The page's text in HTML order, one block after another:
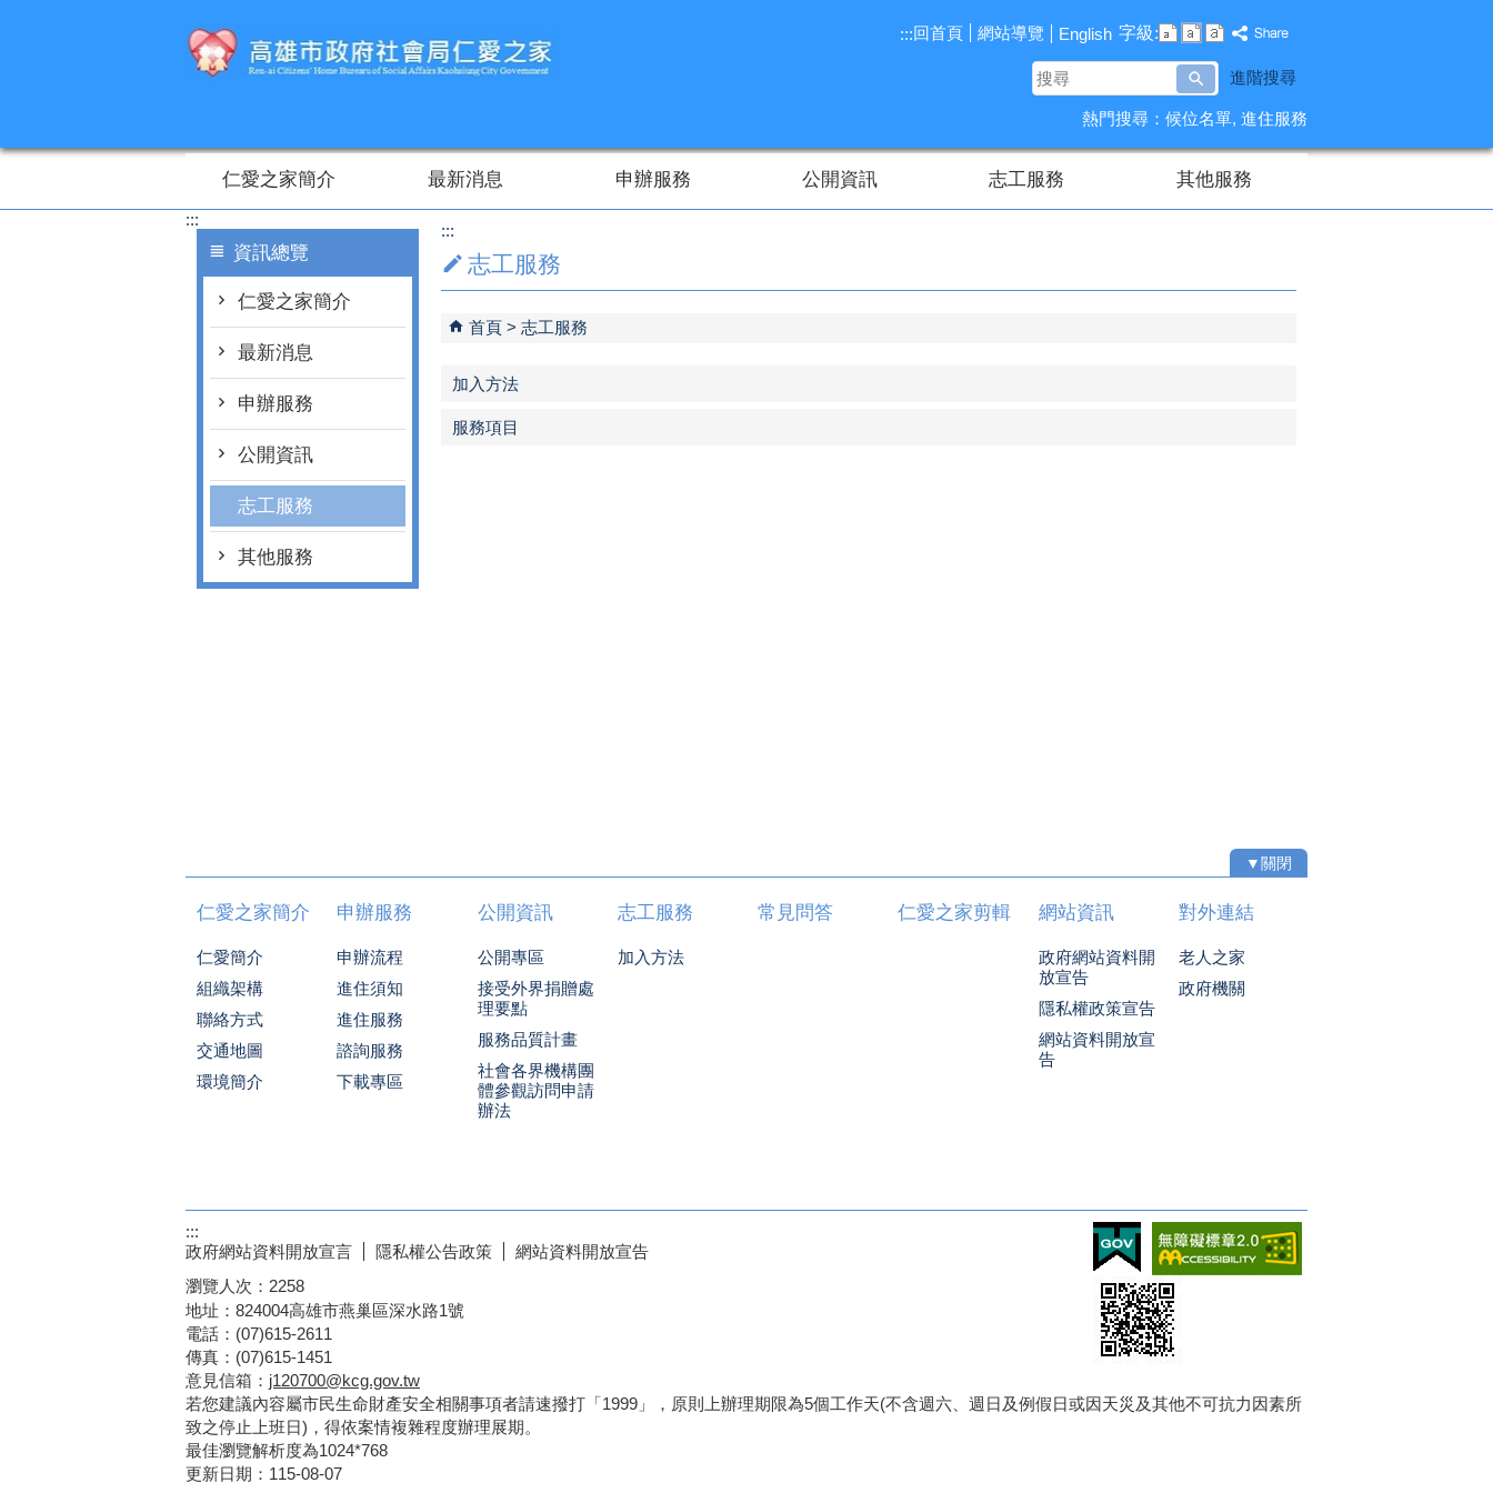
:::回首頁 網站導覽 English 字級:
搜
尋
進階搜尋
熱門搜尋： 候位名單 進住服務
仁愛之家簡介 最新消息 申辦服務 公開資訊 志工服務 其他服務
:::
資訊總覽
仁愛之家簡介
最新消息
申辦服務
公開資訊
志工服務
其他服務
:::
志工服務
首頁 志工服務
加入方法
服務項目
▼關閉
仁愛之家簡介
仁愛簡介
組織架構
聯絡方式
交通地圖
環境簡介
申辦服務
申辦流程
進住須知
進住服務
諮詢服務
下載專區
公開資訊
公開專區
接受外界捐贈處
理要點
服務品質計畫
社會各界機構團
體參觀訪問申請
辦法
志工服務
加入方法
常見問答 仁愛之家剪輯 網站資訊
政府網站資料開
放宣告
隱私權政策宣告
網站資料開放宣
告
對外連結
老人之家
政府機關
:::
政府網站資料開放宣言
隱私權公告政策
網站資料開放宣告
瀏覽人次： 2258
地址：824004高雄市燕巢區深水路1號
電話：(07)615-2611
傳真：(07)615-1451
意見信箱： j120700@kcg.gov.tw
若您建議內容屬市民生命財產安全相關事項者請速撥打「1999」，原則上辦理期限為5個工作天(不含週六、週日及例假日或因天災及其他不可抗力因素所
致之停止上班日)，得依案情複雜程度辦理展期。
最佳瀏覽解析度為1024*768
更新日期： 115-08-07